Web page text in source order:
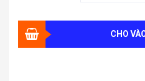
CHO